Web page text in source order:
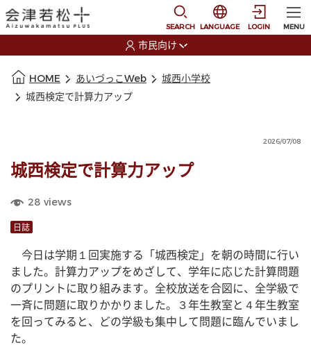
SEARCH
選択すると言語の切
LANGUAGE LOGIN MENU
市民向け
HOME あいづっこWeb
城西小学校
城西検定で計算力アップ
2026/07/08
城西検定で計算力アップ
28 views
日誌
今日は学期１回実施する「城西検定」を朝の時間に行い
ました。計算力アップをめざして、学年に応じた計算問題
のプリントに取り組みます。全校放送を合図に、全学級で
一斉に問題に取りかかりました。３年生教室と４年生教室
を回ってみると、どの学級も集中して問題に臨んでいまし
た。